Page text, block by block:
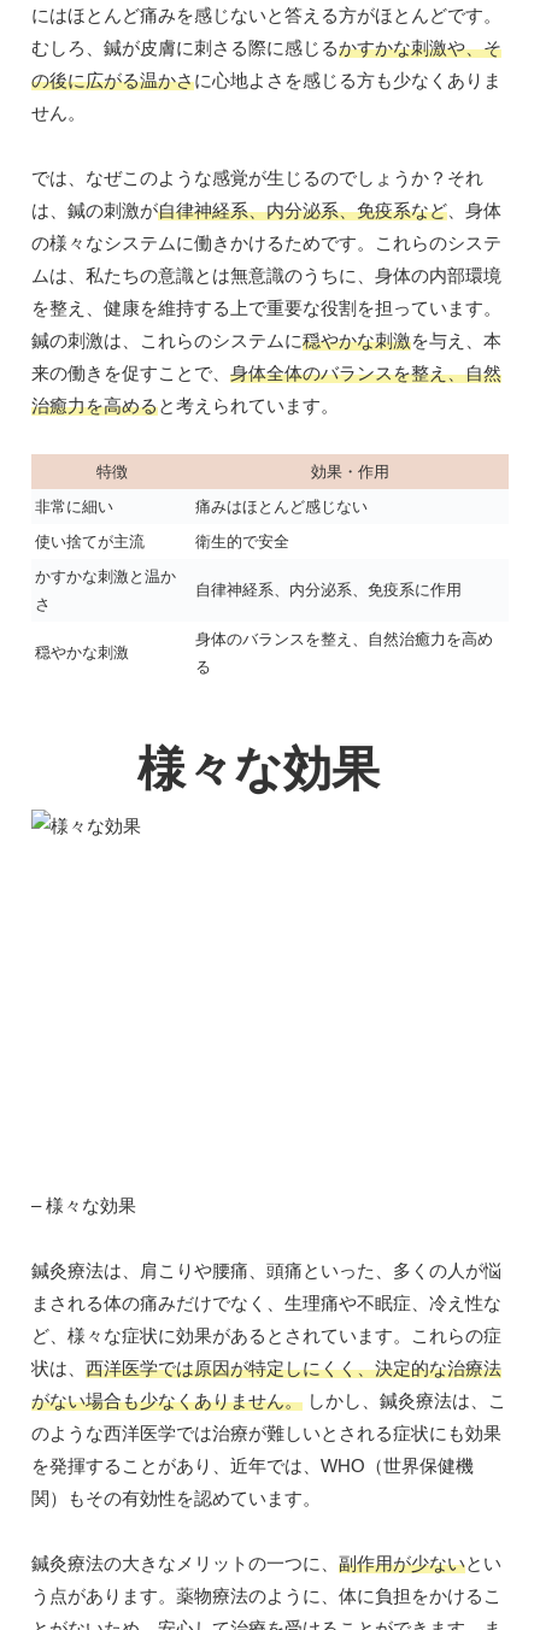
にはほとんど痛みを感じないと答える方がほとんどです。
むしろ、鍼が皮膚に刺さる際に感じるかすかな刺激や、そ
の後に広がる温かさに心地よさを感じる方も少なくありま
せん。
では、なぜこのような感覚が生じるのでしょうか？それ
は、鍼の刺激が自律神経系、内分泌系、免疫系など 、身体
の様々なシステムに働きかけるためです。これらのシステ
ムは、私たちの意識とは無意識のうちに、身体の内部環境
を整え、健康を維持する上で重要な役割を担っています。
鍼の刺激は、これらのシステムに穏やかな刺激を与え、本
来の働きを促すことで、 身体全体のバランスを整え、自然
治癒力を高めると考えられています。
特徴
効果・作用
非常に細い
痛みはほとんど感じない
使い捨てが主流
衛生的で安全
かすかな刺激と温か
さ
自律神経系、内分泌系、免疫系に作用
穏やかな刺激
身体のバランスを整え、自然治癒力を高め
る
様々な効果
– 様々な効果
鍼灸療法は、肩こりや腰痛、頭痛といった、多くの人が悩
まされる体の痛みだけでなく、生理痛や不眠症、冷え性な
ど、様々な症状に効果があるとされています。これらの症
状は、 西洋医学では原因が特定しにくく、決定的な治療法
がない場合も少なくありません。 しかし、鍼灸療法は、こ
のような西洋医学では治療が難しいとされる症状にも効果
を発揮することがあり、近年では、WHO（世界保健機
関）もその有効性を認めています。
鍼灸療法の大きなメリットの一つに、 副作用が少ないとい
う点があります。薬物療法のように、体に負担をかけるこ